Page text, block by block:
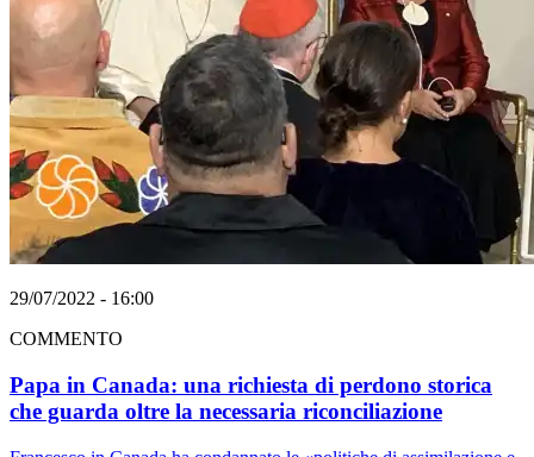
29/07/2022 - 16:00
COMMENTO
Papa in Canada: una richiesta di perdono storica
che guarda oltre la necessaria riconciliazione